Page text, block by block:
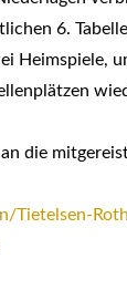
6.
Heimspiele,
die